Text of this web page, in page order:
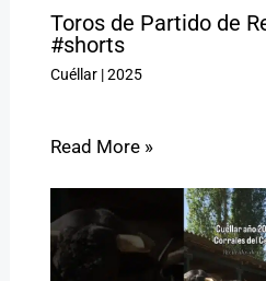
Toros de Partido de
#shorts
Cuéllar|2025
Read More »